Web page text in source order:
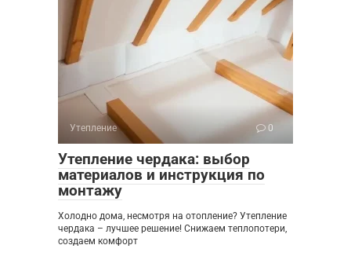
Утепление 0
Утепление чердака: выбор
материалов и инструкция по
монтажу
Холодно дома, несмотря на отопление? Утепление
чердака – лучшее решение! Снижаем теплопотери,
создаем комфорт